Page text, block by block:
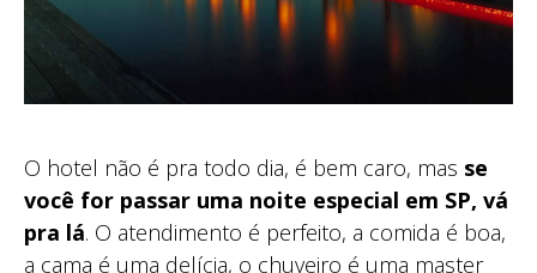
O hotel não é pra todo dia, é bem caro, mas se
você for passar uma noite especial em SP, vá
pra lá. O atendimento é perfeito, a comida é boa,
a cama é uma delícia, o chuveiro é uma master